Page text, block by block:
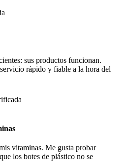
sus productos funcionan.
rápido y fiable a la hora del
vitaminas. Me gusta probar
los botes de plástico no se